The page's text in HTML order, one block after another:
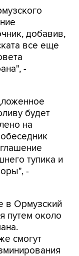
добавив,
все еще
-
на
тупика и
-
Ормузский
смогут